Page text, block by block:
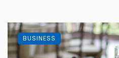
BUSINESS